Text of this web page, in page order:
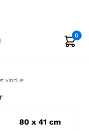
0
vindue
80 x 41 cm